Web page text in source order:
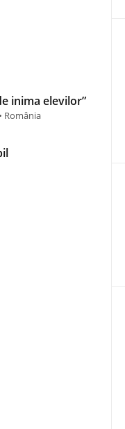
inima elevilor”
România